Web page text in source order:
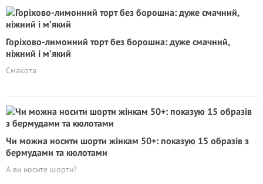
Горіхово-лимонний торт без борошна: дуже смачний,
ніжний і м’який
Смакота
Чи можна носити шорти жінкам 50+: показую 15 образів з
бермудами та кюлотами
А ви носите шорти?